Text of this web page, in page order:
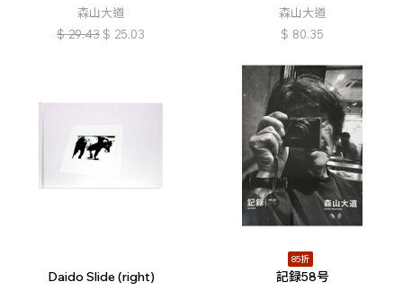
森山大道
$ 29.43 $ 25.03
森山大道
$ 80.35
Daido Slide (right)
85折
記録58号